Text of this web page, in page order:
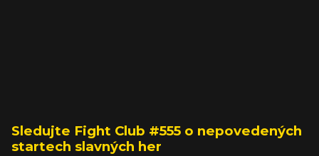
Sledujte Fight Club #555 o nepovedených
startech slavných her